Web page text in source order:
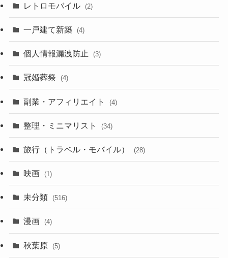
(18)
(19)
(6)
(8)
(9)
(3)
(7)
(29)
(3)
(3)
(6)
(20)
(31)
レトロモバイル (2)
一戸建て新築 (4)
個人情報漏洩防止 (3)
冠婚葬祭 (4)
副業・アフィリエイト (4)
整理・ミニマリスト (34)
旅行（トラベル・モバイル） (28)
映画 (1)
未分類 (516)
漫画 (4)
秋葉原 (5)